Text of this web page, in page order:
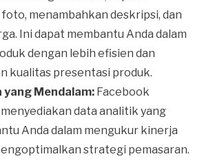
menambahkan deskripsi, dan
Ini dapat membantu Anda dalam
dengan lebih efisien dan
kualitas presentasi produk.
yang Mendalam: Facebook
data analitik yang
Anda dalam mengukur kinerja
strategi pemasaran.